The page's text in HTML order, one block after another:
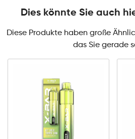
Dies könnte Sie auch
Diese Produkte haben große
das Sie gerade
X-
Line